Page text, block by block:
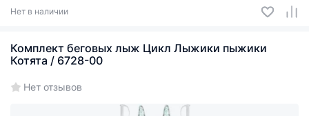
Нет в наличии
Комплект беговых лыж Цикл Лыжики пыжики
Котята / 6728-00
Нет отзывов